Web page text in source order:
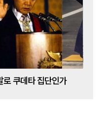
쿠데타 집단인가